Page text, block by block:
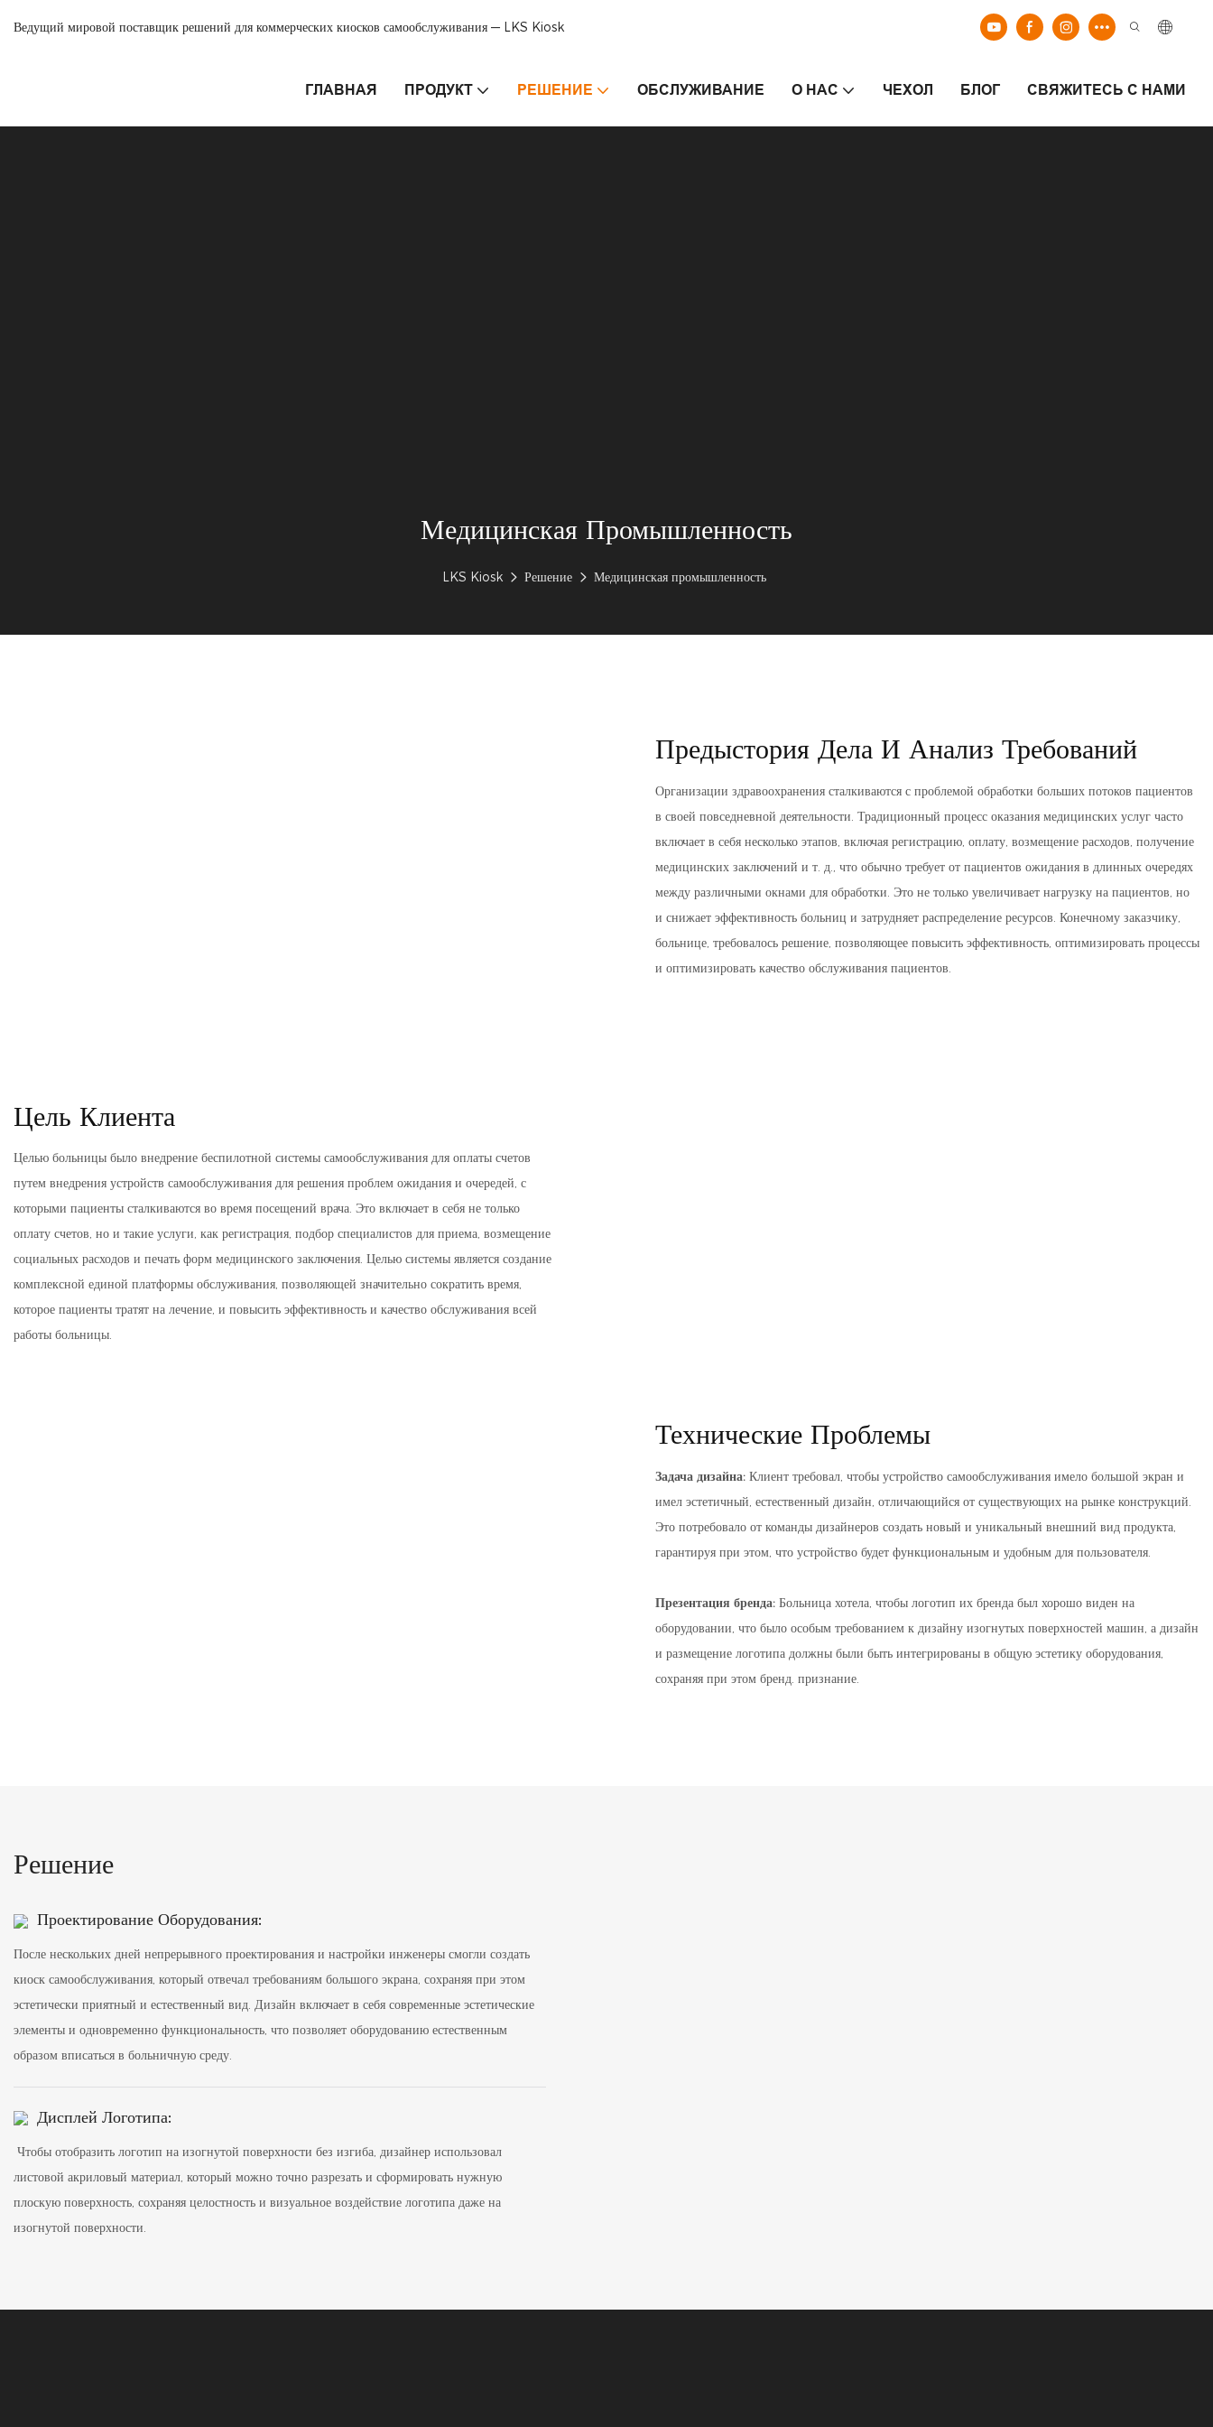
Ведущий мировой поставщик решений для коммерческих киосков самообслуживания — LKS Kiosk
ГЛАВНАЯ ПРОДУКТ РЕШЕНИЕ ОБСЛУЖИВАНИЕ О НАС ЧЕХОЛ БЛОГ СВЯЖИТЕСЬ С НАМИ
Медицинская Промышленность
LKS Kiosk Решение Медицинская промышленность
Предыстория Дела И Анализ Требований
Организации здравоохранения сталкиваются с проблемой обработки больших потоков пациентов
в своей повседневной деятельности. Традиционный процесс оказания медицинских услуг часто
включает в себя несколько этапов, включая регистрацию, оплату, возмещение расходов, получение
медицинских заключений и т. д., что обычно требует от пациентов ожидания в длинных очередях
между различными окнами для обработки. Это не только увеличивает нагрузку на пациентов, но
и снижает эффективность больниц и затрудняет распределение ресурсов. Конечному заказчику,
больнице, требовалось решение, позволяющее повысить эффективность, оптимизировать процессы
и оптимизировать качество обслуживания пациентов.
Цель Клиента
Целью больницы было внедрение беспилотной системы самообслуживания для оплаты счетов
путем внедрения устройств самообслуживания для решения проблем ожидания и очередей, с
которыми пациенты сталкиваются во время посещений врача. Это включает в себя не только
оплату счетов, но и такие услуги, как регистрация, подбор специалистов для приема, возмещение
социальных расходов и печать форм медицинского заключения. Целью системы является создание
комплексной единой платформы обслуживания, позволяющей значительно сократить время,
которое пациенты тратят на лечение, и повысить эффективность и качество обслуживания всей
работы больницы.
Технические Проблемы
Задача дизайна: Клиент требовал, чтобы устройство самообслуживания имело большой экран и
имел эстетичный, естественный дизайн, отличающийся от существующих на рынке конструкций.
Это потребовало от команды дизайнеров создать новый и уникальный внешний вид продукта,
гарантируя при этом, что устройство будет функциональным и удобным для пользователя.
Презентация бренда: Больница хотела, чтобы логотип их бренда был хорошо виден на
оборудовании, что было особым требованием к дизайну изогнутых поверхностей машин, а дизайн
и размещение логотипа должны были быть интегрированы в общую эстетику оборудования,
сохраняя при этом бренд. признание.
Решение
Проектирование Оборудования:
После нескольких дней непрерывного проектирования и настройки инженеры смогли создать
киоск самообслуживания, который отвечал требованиям большого экрана, сохраняя при этом
эстетически приятный и естественный вид. Дизайн включает в себя современные эстетические
элементы и одновременно функциональность, что позволяет оборудованию естественным
образом вписаться в больничную среду.
Дисплей Логотипа:
Чтобы отобразить логотип на изогнутой поверхности без изгиба, дизайнер использовал
листовой акриловый материал, который можно точно разрезать и сформировать нужную
плоскую поверхность, сохраняя целостность и визуальное воздействие логотипа даже на
изогнутой поверхности.